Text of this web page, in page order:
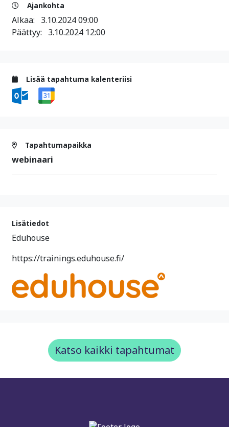
Ajankohta
Alkaa: 3.10.2024 09:00
Päättyy: 3.10.2024 12:00
Lisää tapahtuma kalenteriisi
Tapahtumapaikka
webinaari
Lisätiedot
Eduhouse
https://trainings.eduhouse.fi/
Katso kaikki tapahtumat